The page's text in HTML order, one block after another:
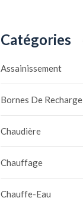
Catégories
Assainissement
Bornes De Recharge
Chaudière
Chauffage
Chauffe-Eau